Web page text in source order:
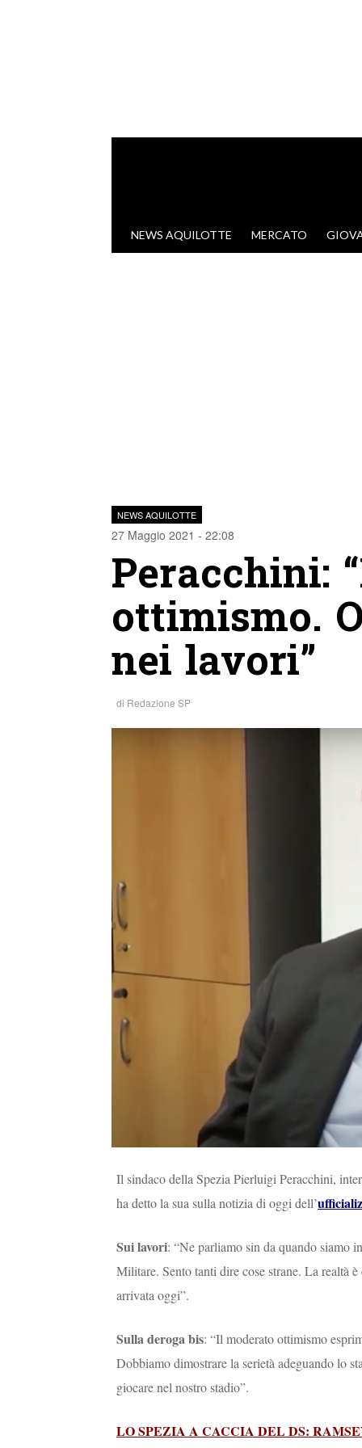
VAI AL CONTENUTO
NEWS AQUILOTTE MERCATO
NEWS AQUILOTTE
27 Maggio 2021 - 22:08
Peracchini:
ottimismo.
nei lavori”
di Redazione SP
Il sindaco della Spezia Pierluigi Peracchini,
ha detto la sua sulla notizia di oggi dell’
Sui lavori: “Ne parliamo sin da quando siamo
Militare. Sento tanti dire cose strane. La realtà
arrivata oggi”.
Sulla deroga bis: “Il moderato ottimismo
Dobbiamo dimostrare la serietà adeguando lo
giocare nel nostro stadio”.
LO SPEZIA A CACCIA DEL DS: